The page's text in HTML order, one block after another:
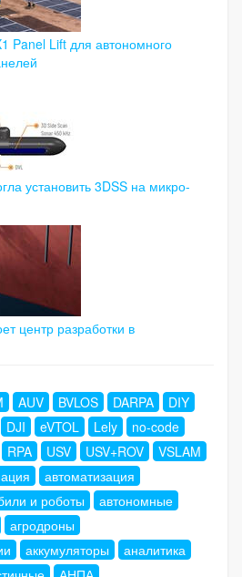
Panel Lift для автономного
установить 3DSS на микро-
центр разработки в
AUV BVLOS DARPA
DIY
DJI eVTOL Lely
no-code
RPA USV USV+ROV
VSLAM
автоматизация
и роботы
автономные
агродроны
аккумуляторы
аналитика